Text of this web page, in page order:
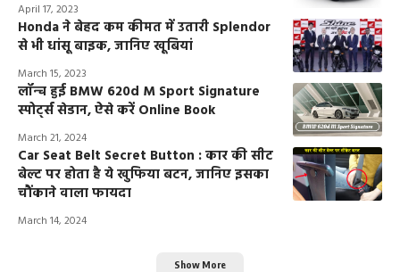
April 17, 2023
Honda ने बेहद कम कीमत में उतारी Splendor
से भी धांसू बाइक, जानिए खूबियां
March 15, 2023
लॉन्च हुई BMW 620d M Sport Signature
स्पोर्ट्स सेडान, ऐसे करें Online Book
March 21, 2024
Car Seat Belt Secret Button : कार की सीट
बेल्ट पर होता है ये खुफिया बटन, जानिए इसका
चौंकाने वाला फायदा
March 14, 2024
Show More